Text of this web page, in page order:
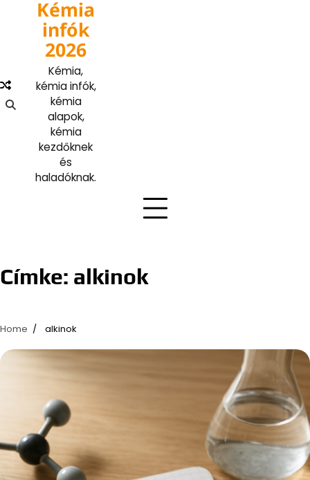
Kémia
infók
2026
Kémia,
kémia infók,
kémia
alapok,
kémia
kezdőknek
és
haladóknak.
Címke: alkinok
Home alkinok